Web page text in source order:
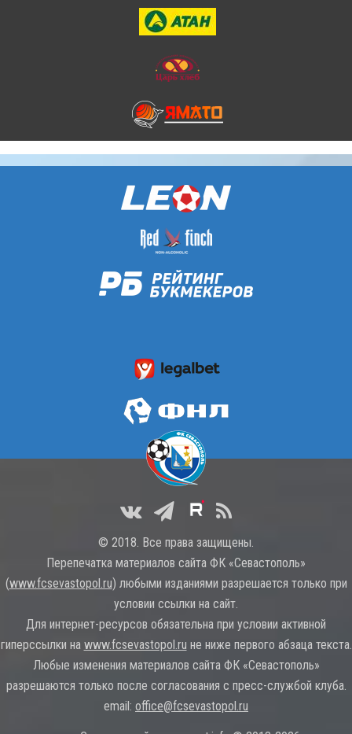
© 2018. Все права защищены.
Перепечатка материалов сайта ФК «Севастополь»
(www.fcsevastopol.ru) любыми изданиями разрешается только при
условии ссылки на сайт.
Для интернет-ресурсов обязательна при условии активной
гиперссылки на www.fcsevastopol.ru не ниже первого абзаца текста.
Любые изменения материалов сайта ФК «Севастополь»
разрешаются только после согласования с пресс-службой клуба.
email: office@fcsevastopol.ru